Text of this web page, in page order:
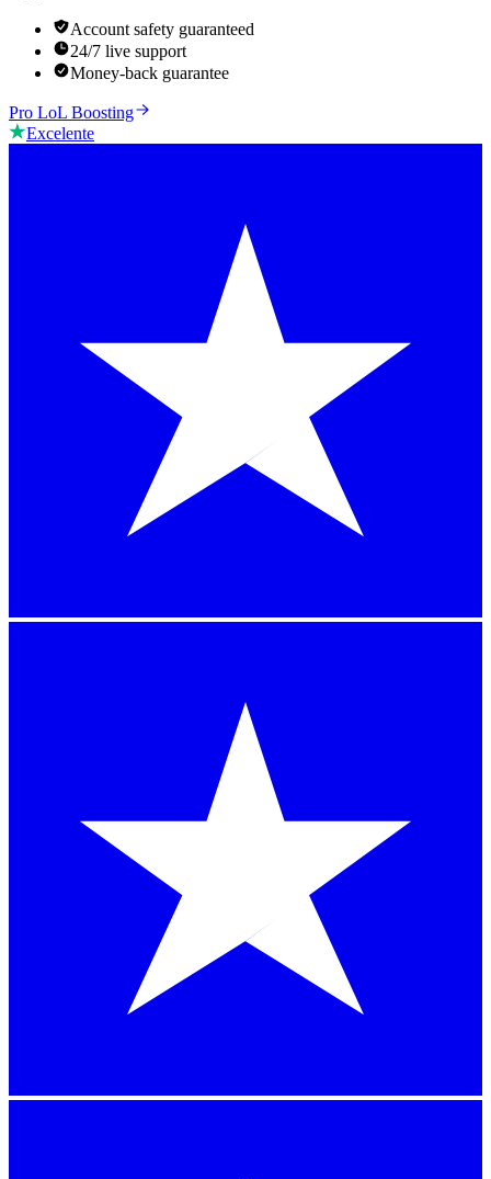
Account safety guaranteed
24/7 live support
Money-back guarantee
Pro LoL Boosting
Excelente